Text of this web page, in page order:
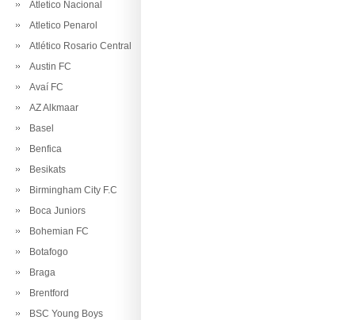
Atletico Nacional
Atletico Penarol
Atlético Rosario Central
Austin FC
Avaí FC
AZ Alkmaar
Basel
Benfica
Besikats
Birmingham City F.C
Boca Juniors
Bohemian FC
Botafogo
Braga
Brentford
BSC Young Boys